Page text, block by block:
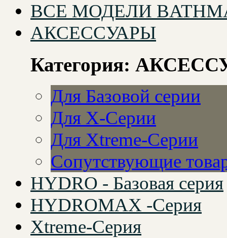
ВСЕ МОДЕЛИ
АКСЕССУАРЫ
Категория:
Для Базовой серии
Для X-Серии
Для Xtreme-Серии
Сопутствующие
HYDRO - Базовая серия
HYDROMAX -Серия
Xtreme-Серия